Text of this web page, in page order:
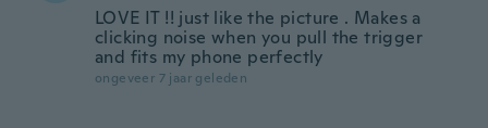
LOVE IT !! just like the picture . Makes a
clicking noise when you pull the trigger
and fits my phone perfectly
ongeveer 7 jaar geleden